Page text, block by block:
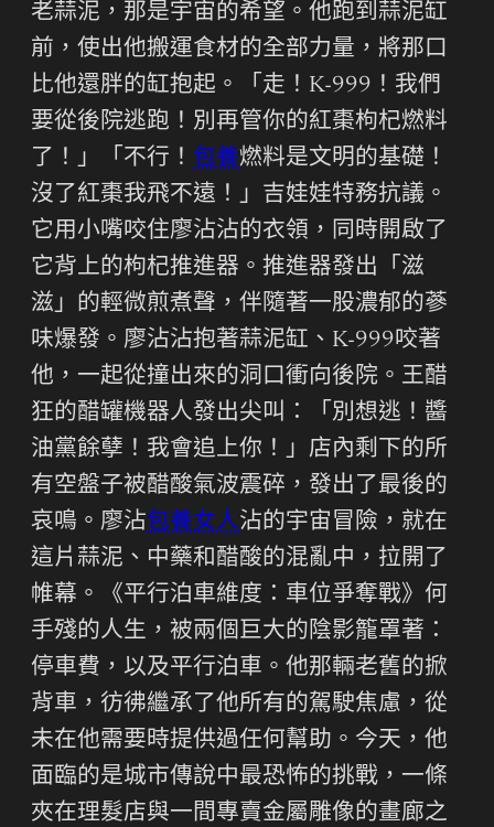
老蒜泥，那是宇宙的希望。他跑到蒜泥缸
前，使出他搬運食材的全部力量，將那口
比他還胖的缸抱起。「走！K-999！我們
要從後院逃跑！別再管你的紅棗枸杞燃料
了！」「不行！ 包養燃料是文明的基礎！
沒了紅棗我飛不遠！」吉娃娃特務抗議。
它用小嘴咬住廖沾沾的衣領，同時開啟了
它背上的枸杞推進器。推進器發出「滋
滋」的輕微煎煮聲，伴隨著一股濃郁的蔘
味爆發。廖沾沾抱著蒜泥缸、K-999咬著
他，一起從撞出來的洞口衝向後院。王醋
狂的醋罐機器人發出尖叫：「別想逃！醬
油黨餘孽！我會追上你！」店內剩下的所
有空盤子被醋酸氣波震碎，發出了最後的
哀鳴。廖沾包養女人沾的宇宙冒險，就在
這片蒜泥、中藥和醋酸的混亂中，拉開了
帷幕。《平行泊車維度：車位爭奪戰》何
手殘的人生，被兩個巨大的陰影籠罩著：
停車費，以及平行泊車。他那輛老舊的掀
背車，彷彿繼承了他所有的駕駛焦慮，從
未在他需要時提供過任何幫助。今天，他
面臨的是城市傳說中最恐怖的挑戰，一條
夾在理髮店與一間專賣金屬雕像的畫廊之